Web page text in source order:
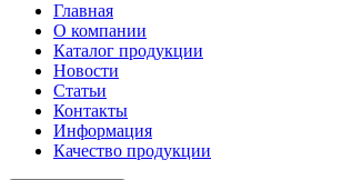
Главная
О компании
Каталог продукции
Новости
Статьи
Контакты
Информация
Качество продукции